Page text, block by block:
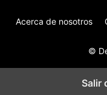
Acerca de nosotros
©
Salir